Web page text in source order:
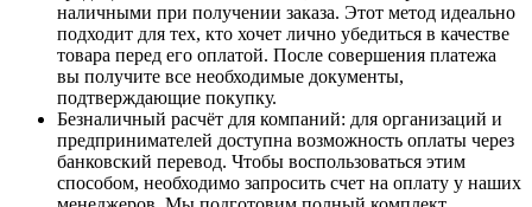
наличными при получении заказа. Этот метод идеально
подходит для тех, кто хочет лично убедиться в качестве
товара перед его оплатой. После совершения платежа
вы получите все необходимые документы,
подтверждающие покупку.
Безналичный расчёт для компаний: для организаций и
предпринимателей доступна возможность оплаты через
банковский перевод. Чтобы воспользоваться этим
способом, необходимо запросить счет на оплату у наших